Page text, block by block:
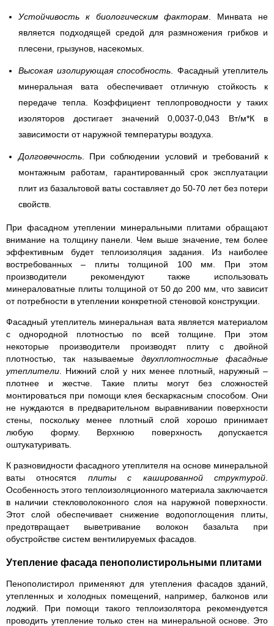
Устойчивость к биологическим факторам . Минвата не
является подходящей средой для размножения грибков и
плесени, грызунов, насекомых.
Высокая изолирующая способность . Фасадный утеплитель
минеральная вата обеспечивает отличную стойкость к
передаче тепла. Коэффициент теплопроводности у таких
изоляторов достигает значений 0,0037-0,043 Вт/м*К в
зависимости от наружной температуры воздуха.
Долговечность . При соблюдении условий и требований к
монтажным работам, гарантированный срок эксплуатации
плит из базальтовой ваты составляет до 50-70 лет без потери
свойств.
При фасадном утеплении минеральными плитами обращают
внимание на толщину панели. Чем выше значение, тем более
эффективным будет теплоизоляция задания. Из наиболее
востребованных – плиты толщиной 100 мм. При этом
производители рекомендуют также использовать
минераловатные плиты толщиной от 50 до 200 мм, что зависит
от потребности в утеплении конкретной стеновой конструкции.
Фасадный утеплитель минеральная вата является материалом
с однородной плотностью по всей толщине. При этом
некоторые производители производят плиту с двойной
плотностью, так называемые двухплотностные фасадные
утеплители . Нижний слой у них менее плотный, наружный –
плотнее и жестче. Такие плиты могут без сложностей
монтироваться при помощи клея бескаркасным способом. Они
не нуждаются в предварительном выравнивании поверхности
стены, поскольку менее плотный слой хорошо принимает
любую форму. Верхнюю поверхность допускается
оштукатуривать.
К разновидности фасадного утеплителя на основе минеральной
ваты относятся плиты с кашированной структурой
Особенность этого теплоизоляционного материала заключается
в наличии стекловолоконного слоя на наружной поверхности.
Этот слой обеспечивает снижение водопоглощения плиты,
предотвращает выветривание волокон базальта при
обустройстве систем вентилируемых фасадов.
Утепление фасада пенополистирольными плитами
Пенополистирол применяют для утепления фасадов зданий,
утепленных и холодных помещений, например, балконов или
лоджий. При помощи такого теплоизолятора рекомендуется
проводить утепление только стен на минеральной основе. Это